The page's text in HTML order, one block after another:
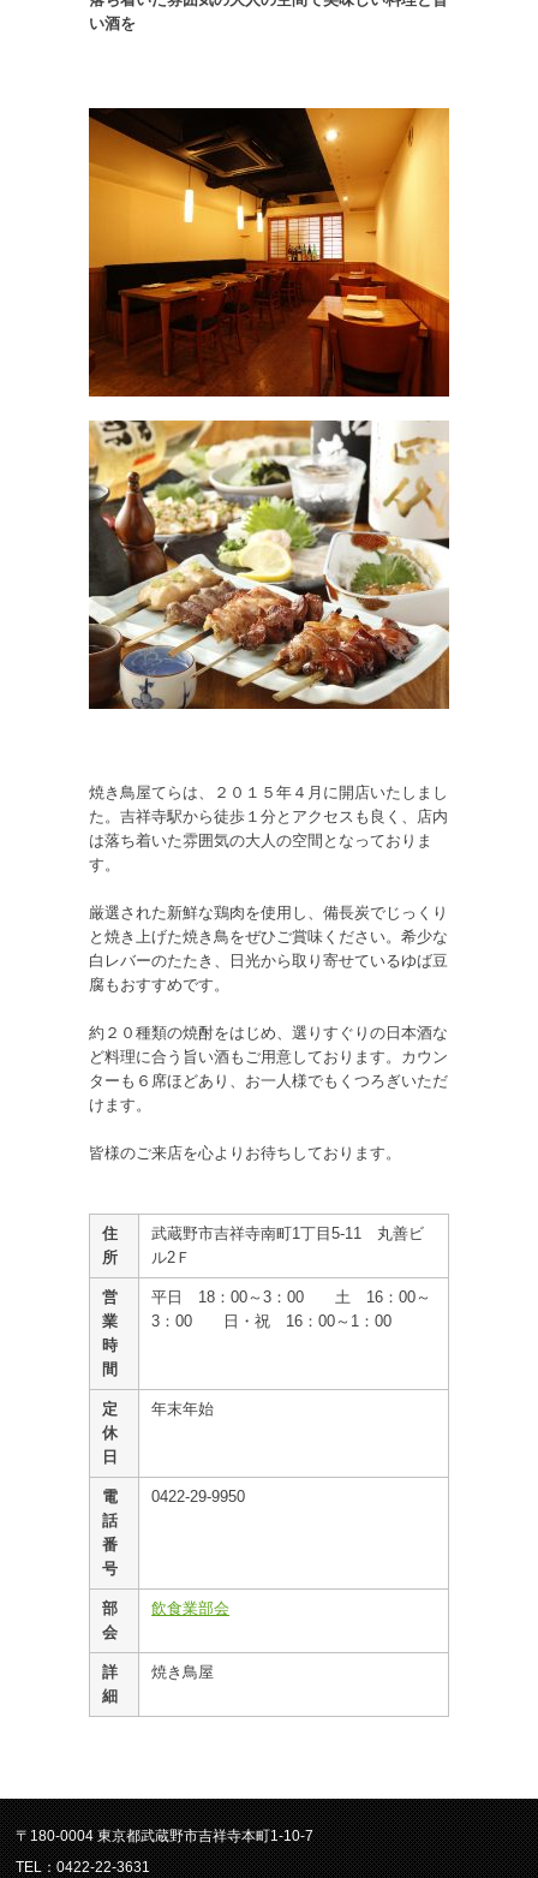
い酒を
焼き鳥屋てらは、２０１５年４月に開店いたしまし
た。吉祥寺駅から徒歩１分とアクセスも良く、店内
は落ち着いた雰囲気の大人の空間となっておりま
す。
厳選された新鮮な鶏肉を使用し、備長炭でじっくり
と焼き上げた焼き鳥をぜひご賞味ください。希少な
白レバーのたたき、日光から取り寄せているゆば豆
腐もおすすめです。
約２０種類の焼酎をはじめ、選りすぐりの日本酒な
ど料理に合う旨い酒もご用意しております。カウン
ターも６席ほどあり、お一人様でもくつろぎいただ
けます。
皆様のご来店を心よりお待ちしております。
住
所
武蔵野市吉祥寺南町1丁目5-11 丸善ビ
ル2Ｆ
営
業
時
間
平日 18：00～3：00 土 16：00～
3：00 日・祝 16：00～1：00
定
休
日
年末年始
電
話
番
号
0422-29-9950
部
会
飲食業部会
詳
細
焼き鳥屋
〒180-0004 東京都武蔵野市吉祥寺本町1-10-7
TEL：0422-22-3631